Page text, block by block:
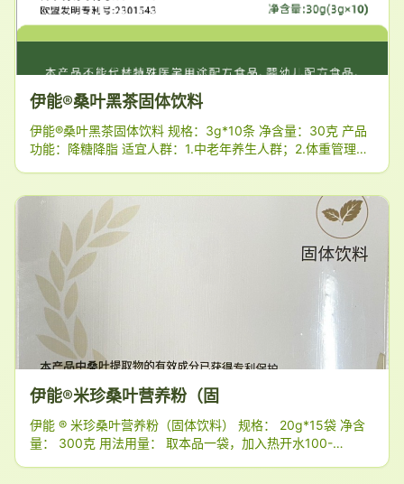
伊能®桑叶黑茶固体饮料
伊能®桑叶黑茶固体饮料 规格：3g*10条 净含量：30克 产品
功能：降糖降脂 适宜人群：1.中老年养生人群；2.体重管理人
伊能®米珍桑叶营养粉（固
伊能 ® 米珍桑叶营养粉（固体饮料） 规格： 20g*15袋 净含
量： 300克 用法用量： 取本品一袋，加入热开水100-